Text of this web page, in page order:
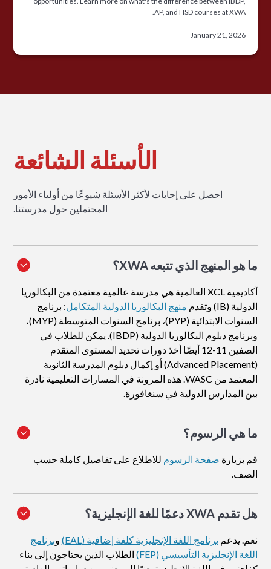
AP, and HSD courses at XWA.
January 21, 2026
الأسئلة الشائعة
احصل على إجابات لأكثر الأسئلة شيوعًا من أولياء الأمور
المحتملين حول مدرستنا.
ما هو المنهج الذي تتبعه XWA؟
أكاديمية XCL العالمية هي مدرسة عالمية معتمدة من البكالوريا
الدولية (IB) وتقدم
منهج البكالوريا الدولية المتكامل: برنامج
السنوات الابتدائية (PYP)، برنامج السنوات المتوسطة (MYP)،
وبرنامج دبلوم البكالوريا الدولية (IBDP). يمكن للطلاب في
الصفين 11-12 أيضًا أخذ دورات تحديد المستوى المتقدم
(Advanced Placement) أو إكمال دبلوم المدرسة الثانوية
المعتمد من WASC. هذه المرونة في المسارات التعليمية نادرة
بين المدارس الدولية في سنغافورة.
ما هي الرسوم؟
قم بزيارة صفحة الرسوم للاطلاع على تفاصيل كاملة حسب
الصف.
هل تقدم XWA دعمًا للغة الإنجليزية؟
نعم. يدعم برنامج اللغة الإنجليزية كلغة إضافية (EAL) وبرنامج
اللغة الإنجليزية التأسيسي (FEP)
الطلاب الذين يحتاجون إلى بناء